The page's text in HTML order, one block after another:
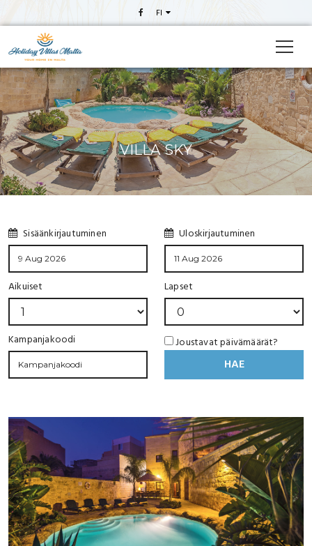
FI
VILLA SKY
Sisäänkirjautuminen Uloskirjautuminen
Aikuiset Lapset
Kampanjakoodi Joustavat päivämäärät?
HAE